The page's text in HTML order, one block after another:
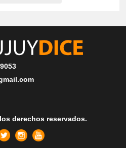
derechos reservados.